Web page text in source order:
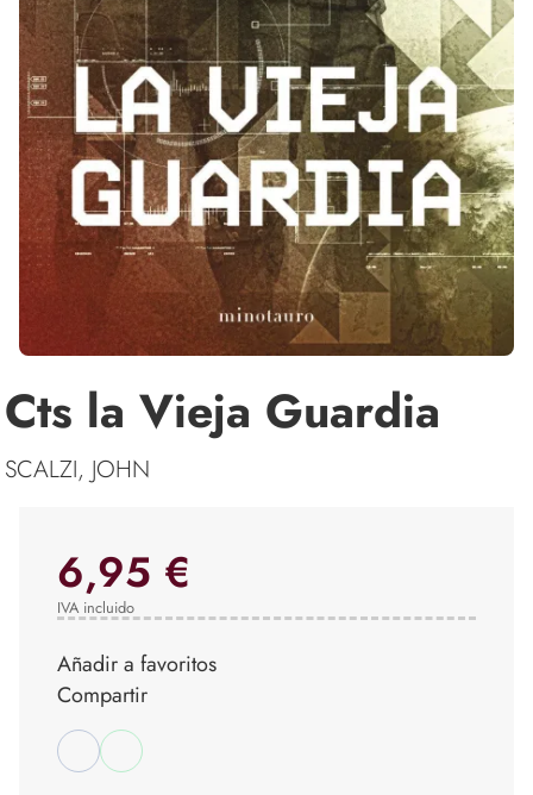
Cts la Vieja Guardia
SCALZI, JOHN
6,95 €
IVA incluido
Añadir a favoritos
Compartir